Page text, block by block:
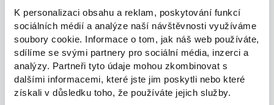
K personalizaci obsahu a reklam, poskytování funkcí
sociálních médií a analýze naší návštěvnosti využíváme
soubory cookie. Informace o tom, jak náš web používáte,
sdílíme se svými partnery pro sociální média, inzerci a
analýzy. Partneři tyto údaje mohou zkombinovat s
dalšími informacemi, které jste jim poskytli nebo které
získali v důsledku toho, že používáte jejich služby.
Název firmy